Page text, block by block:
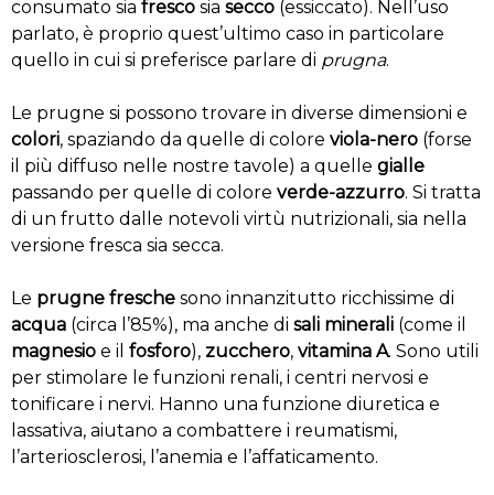
consumato sia fresco sia secco (essiccato). Nell’uso
parlato, è proprio quest’ultimo caso in particolare
quello in cui si preferisce parlare di prugna.
Le prugne si possono trovare in diverse dimensioni e
colori, spaziando da quelle di colore viola-nero (forse
il più diffuso nelle nostre tavole) a quelle gialle
passando per quelle di colore verde-azzurro. Si tratta
di un frutto dalle notevoli virtù nutrizionali, sia nella
versione fresca sia secca.
Le prugne fresche sono innanzitutto ricchissime di
acqua (circa l’85%), ma anche di sali minerali (come il
magnesio e il fosforo), zucchero, vitamina A. Sono utili
per stimolare le funzioni renali, i centri nervosi e
tonificare i nervi. Hanno una funzione diuretica e
lassativa, aiutano a combattere i reumatismi,
l’arteriosclerosi, l’anemia e l’affaticamento.